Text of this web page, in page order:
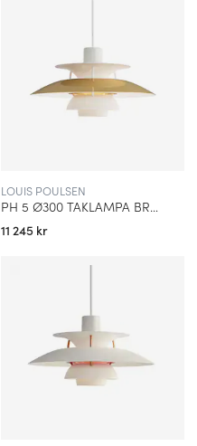
LOUIS POULSEN
PH 5 Ø300 TAKLAMPA BRASS
11 245 kr